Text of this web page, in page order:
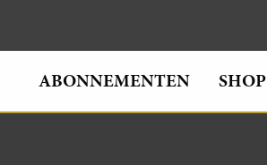
ABONNEMENTEN SHOP